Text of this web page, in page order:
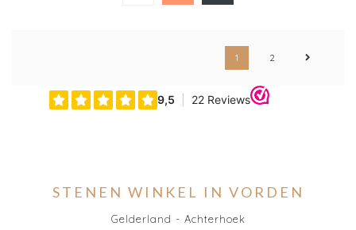
1 2
STENEN WINKEL IN VORDEN
Gelderland - Achterhoek